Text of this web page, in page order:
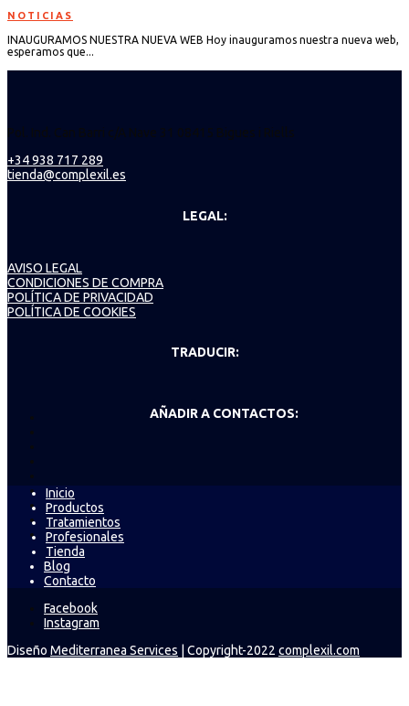
NOTICIAS
INAUGURAMOS NUESTRA NUEVA WEB Hoy inauguramos nuestra nueva web,
esperamos que...
Pol. Ind. Can Barri c/A Nave 31 08415 Bigues i Riells
+34 938 717 289
tienda@complexil.es
LEGAL:
AVISO LEGAL
CONDICIONES DE COMPRA
POLÍTICA DE PRIVACIDAD
POLÍTICA DE COOKIES
TRADUCIR:
AÑADIR A CONTACTOS:
Inicio
Productos
Tratamientos
Profesionales
Tienda
Blog
Contacto
Facebook
Instagram
Diseño Mediterranea Services | Copyright-2022 complexil.com